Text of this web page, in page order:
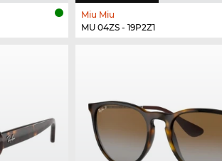
Miu Miu
MU 04ZS - 19P2Z1